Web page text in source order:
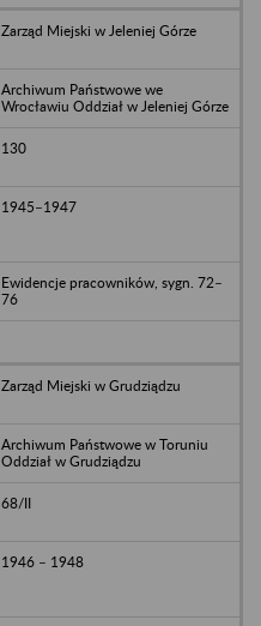
Zarząd Miejski w Jeleniej Górze
Archiwum Państwowe we
Wrocławiu Oddział w Jeleniej Górze
130
1945–1947
Ewidencje pracowników, sygn. 72–
76
Zarząd Miejski w Grudziądzu
Archiwum Państwowe w Toruniu
Oddział w Grudziądzu
68/II
1946 – 1948